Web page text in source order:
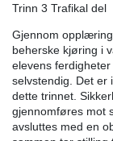
Trinn 3 Trafikal del
Gjennom
beherske kjøring i
elevens
selvstendig. Det er
dette trinnet.
gjennomføres mot
avsluttes med en